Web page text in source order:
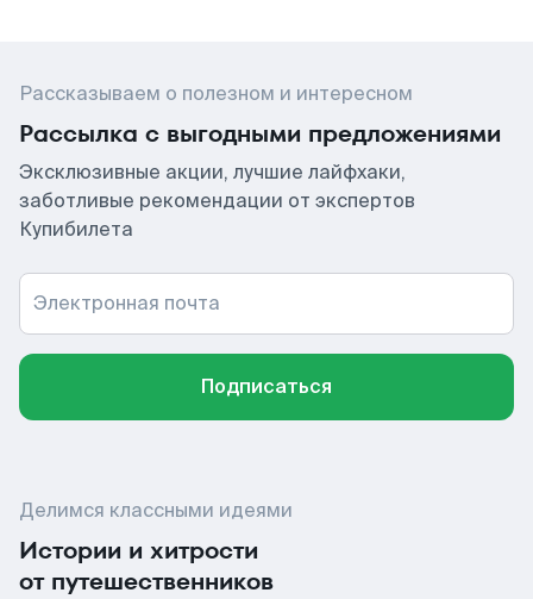
Рассказываем о полезном и интересном
Рассылка с выгодными предложениями
Эксклюзивные акции, лучшие лайфхаки,
заботливые рекомендации от экспертов
Купибилета
Электронная почта
Подписаться
Делимся классными идеями
Истории и хитрости
от путешественников